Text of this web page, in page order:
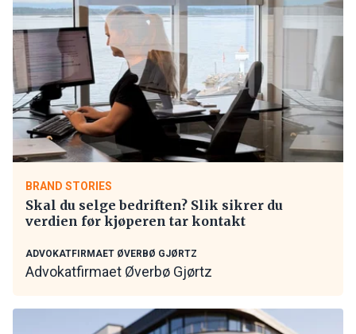
BRAND STORIES
Skal du selge bedriften? Slik sikrer du
verdien før kjøperen tar kontakt
ADVOKATFIRMAET ØVERBØ GJØRTZ
Advokatfirmaet Øverbø Gjørtz